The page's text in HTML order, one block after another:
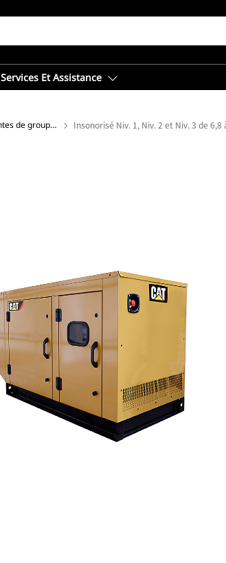
Services Et Assistance
Énergie électrique : Enceintes de groupe électrogène Insonorisé Niv. 1, Niv. 2 et Niv. 3 de 6,8